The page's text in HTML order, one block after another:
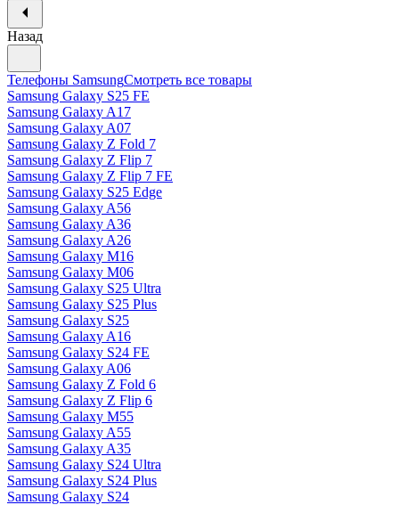
Назад
Телефоны SamsungСмотреть все товары
Samsung Galaxy S25 FE
Samsung Galaxy A17
Samsung Galaxy A07
Samsung Galaxy Z Fold 7
Samsung Galaxy Z Flip 7
Samsung Galaxy Z Flip 7 FE
Samsung Galaxy S25 Edge
Samsung Galaxy A56
Samsung Galaxy A36
Samsung Galaxy A26
Samsung Galaxy M16
Samsung Galaxy M06
Samsung Galaxy S25 Ultra
Samsung Galaxy S25 Plus
Samsung Galaxy S25
Samsung Galaxy A16
Samsung Galaxy S24 FE
Samsung Galaxy A06
Samsung Galaxy Z Fold 6
Samsung Galaxy Z Flip 6
Samsung Galaxy M55
Samsung Galaxy A55
Samsung Galaxy A35
Samsung Galaxy S24 Ultra
Samsung Galaxy S24 Plus
Samsung Galaxy S24